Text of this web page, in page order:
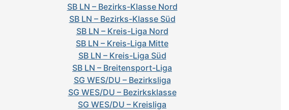
SB LN – Bezirks-Klasse Nord
SB LN – Bezirks-Klasse Süd
SB LN – Kreis-Liga Nord
SB LN – Kreis-Liga Mitte
SB LN – Kreis-Liga Süd
SB LN – Breitensport-Liga
SG WES/DU – Bezirksliga
SG WES/DU – Bezirksklasse
SG WES/DU – Kreisliga